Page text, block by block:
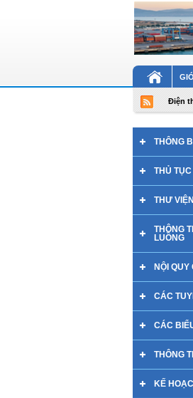
Điện
THÔNG
THỦ
THƯ
THÔNG
LUỒNG
NỘI QUY
CÁC
CÁC
THÔNG
KẾ